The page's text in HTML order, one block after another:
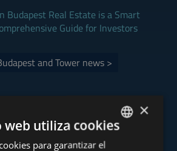
Budapest Real Estate is a Smart
Guide for Investors
and Tower news >
nuestra cartera
ENGLISH
×
web utiliza cookies
para garantizar el